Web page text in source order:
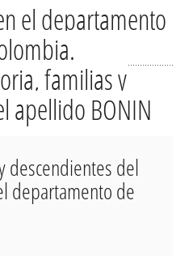
el departamento
familias y
apellido BONIN
descendientes del
departamento de